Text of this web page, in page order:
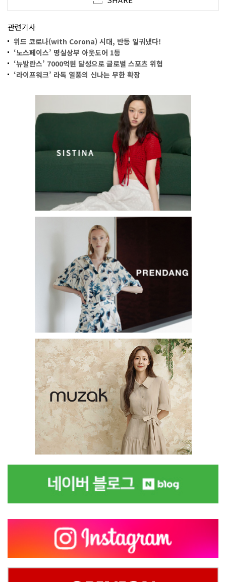
관련기사
위드 코로나(with Corona) 시대, 반등 일궈냈다!
‘노스페이스’ 명실상부 아웃도어 1등
‘뉴발란스’ 7000억원 달성으로 글로벌 스포츠 위협
‘라이프워크’ 라독 열풍의 신나는 무한 확장